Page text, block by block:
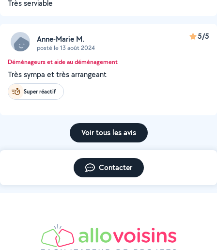
Très serviable
Anne-Marie M.
posté le 13 août 2024
5/5
Déménageurs et aide au déménagement
Très sympa et très arrangeant
Super réactif
Voir tous les avis
Contacter